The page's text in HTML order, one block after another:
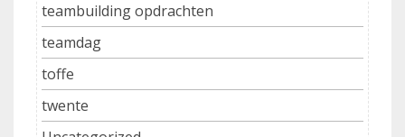
teambuilding opdrachten
teamdag
toffe
twente